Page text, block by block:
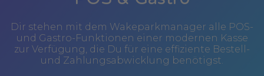
Dir stehen mit dem Wakeparkmanager alle POS-
und Gastro-Funktionen einer modernen Kasse
zur Verfügung, die Du für eine effiziente Bestell-
und Zahlungsabwicklung benötigst.